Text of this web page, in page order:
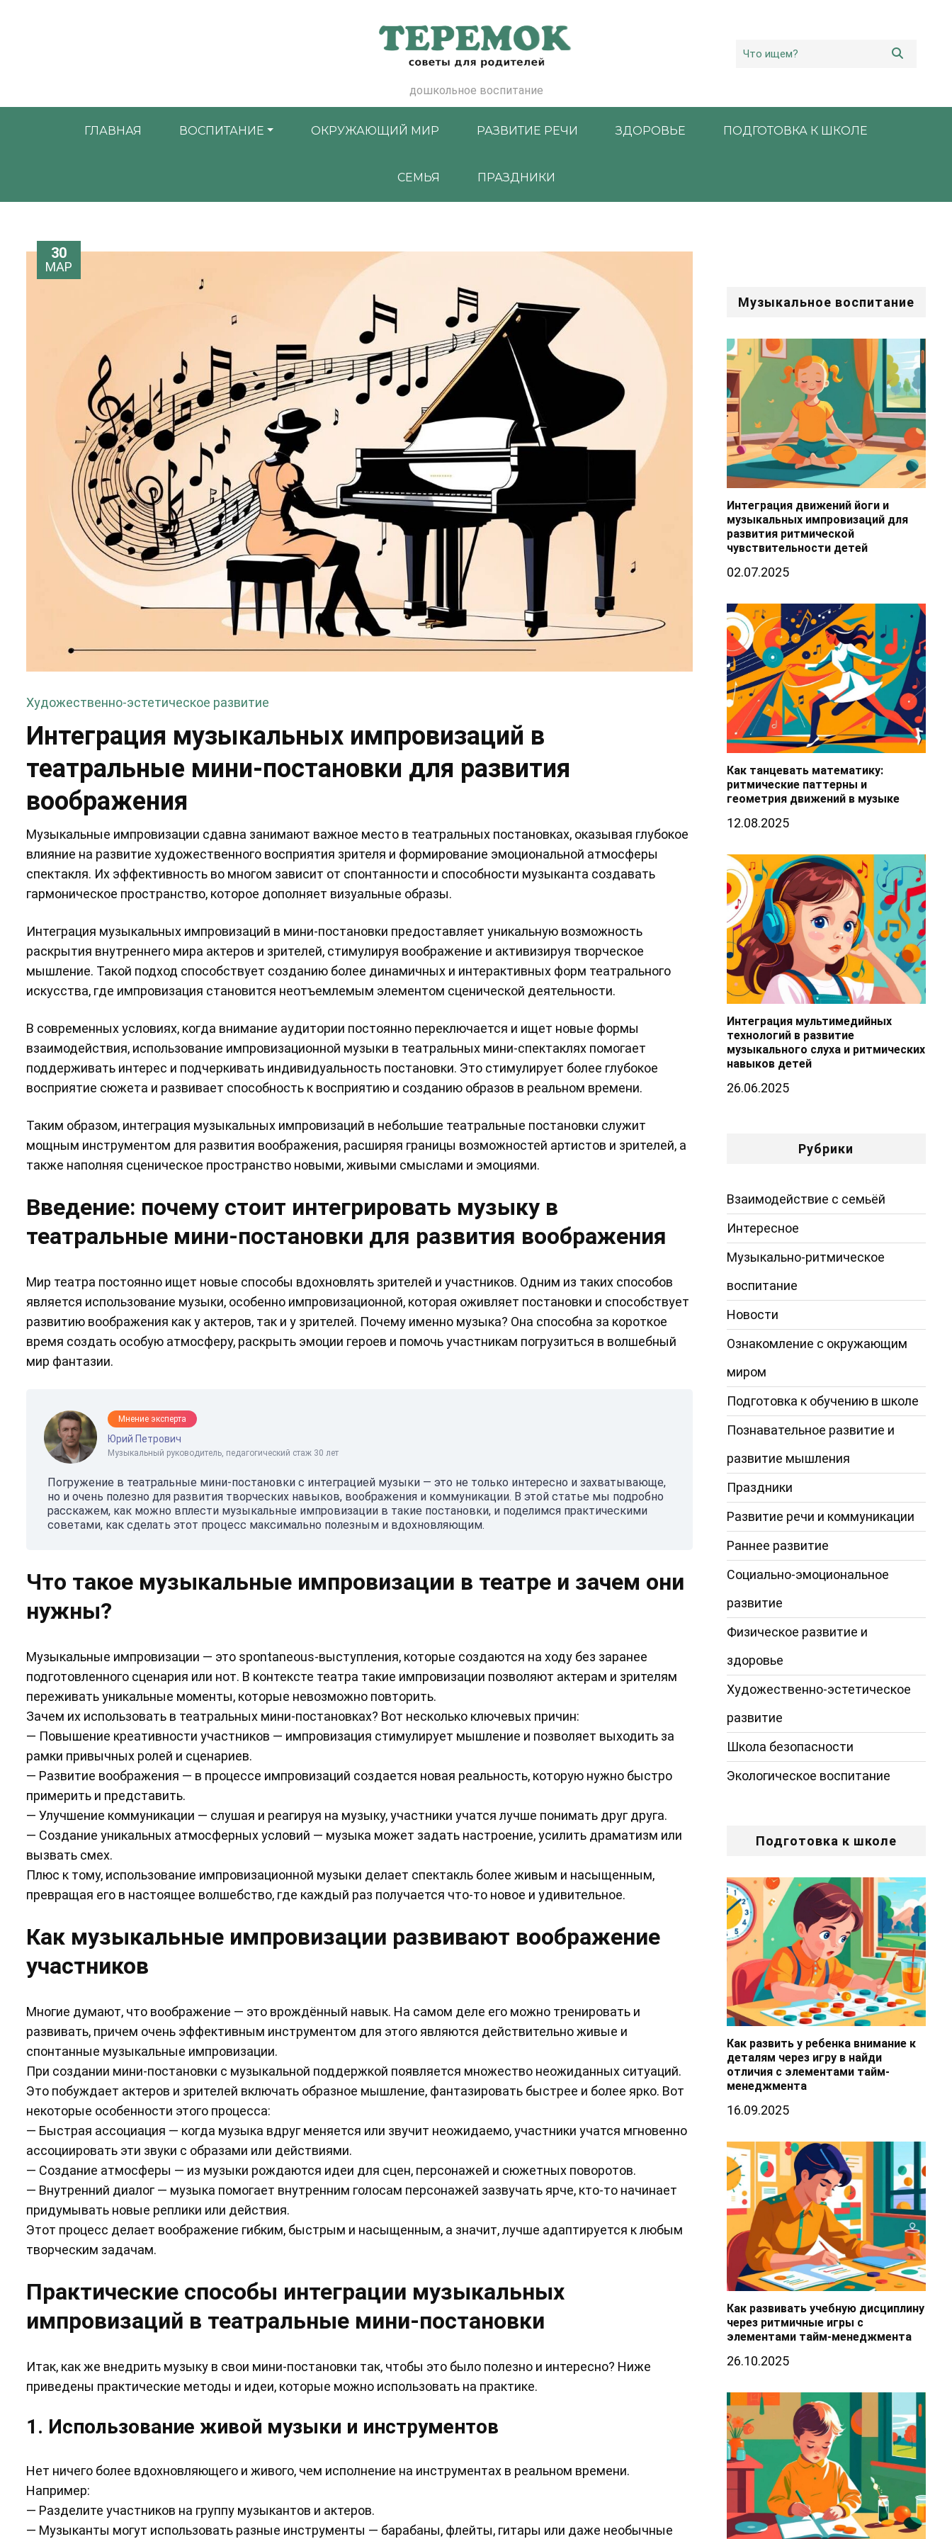
дошкольное воспитание
ГЛАВНАЯ ВОСПИТАНИЕ ОКРУЖАЮЩИЙ МИР РАЗВИТИЕ РЕЧИ ЗДОРОВЬЕ ПОДГОТОВКА К ШКОЛЕ
СЕМЬЯ ПРАЗДНИКИ
30
МАР
Художественно-эстетическое развитие
Интеграция музыкальных импровизаций в
театральные мини-постановки для развития
воображения
Музыкальные импровизации сдавна занимают важное место в театральных постановках, оказывая глубокое
влияние на развитие художественного восприятия зрителя и формирование эмоциональной атмосферы
спектакля. Их эффективность во многом зависит от спонтанности и способности музыканта создавать
гармоническое пространство, которое дополняет визуальные образы.
Интеграция музыкальных импровизаций в мини-постановки предоставляет уникальную возможность
раскрытия внутреннего мира актеров и зрителей, стимулируя воображение и активизируя творческое
мышление. Такой подход способствует созданию более динамичных и интерактивных форм театрального
искусства, где импровизация становится неотъемлемым элементом сценической деятельности.
В современных условиях, когда внимание аудитории постоянно переключается и ищет новые формы
взаимодействия, использование импровизационной музыки в театральных мини-спектаклях помогает
поддерживать интерес и подчеркивать индивидуальность постановки. Это стимулирует более глубокое
восприятие сюжета и развивает способность к восприятию и созданию образов в реальном времени.
Таким образом, интеграция музыкальных импровизаций в небольшие театральные постановки служит
мощным инструментом для развития воображения, расширяя границы возможностей артистов и зрителей, а
также наполняя сценическое пространство новыми, живыми смыслами и эмоциями.
Введение: почему стоит интегрировать музыку в
театральные мини-постановки для развития воображения
Мир театра постоянно ищет новые способы вдохновлять зрителей и участников. Одним из таких способов
является использование музыки, особенно импровизационной, которая оживляет постановки и способствует
развитию воображения как у актеров, так и у зрителей. Почему именно музыка? Она способна за короткое
время создать особую атмосферу, раскрыть эмоции героев и помочь участникам погрузиться в волшебный
мир фантазии.
Мнение эксперта
Юрий Петрович
Музыкальный руководитель, педагогический стаж 30 лет
Погружение в театральные мини-постановки с интеграцией музыки — это не только интересно и захватывающе,
но и очень полезно для развития творческих навыков, воображения и коммуникации. В этой статье мы подробно
расскажем, как можно вплести музыкальные импровизации в такие постановки, и поделимся практическими
советами, как сделать этот процесс максимально полезным и вдохновляющим.
Что такое музыкальные импровизации в театре и зачем они
нужны?
Музыкальные импровизации — это spontaneous-выступления, которые создаются на ходу без заранее
подготовленного сценария или нот. В контексте театра такие импровизации позволяют актерам и зрителям
переживать уникальные моменты, которые невозможно повторить.
Зачем их использовать в театральных мини-постановках? Вот несколько ключевых причин:
— Повышение креативности участников — импровизация стимулирует мышление и позволяет выходить за
рамки привычных ролей и сценариев.
— Развитие воображения — в процессе импровизаций создается новая реальность, которую нужно быстро
примерить и представить.
— Улучшение коммуникации — слушая и реагируя на музыку, участники учатся лучше понимать друг друга.
— Создание уникальных атмосферных условий — музыка может задать настроение, усилить драматизм или
вызвать смех.
Плюс к тому, использование импровизационной музыки делает спектакль более живым и насыщенным,
превращая его в настоящее волшебство, где каждый раз получается что-то новое и удивительное.
Как музыкальные импровизации развивают воображение
участников
Многие думают, что воображение — это врождённый навык. На самом деле его можно тренировать и
развивать, причем очень эффективным инструментом для этого являются действительно живые и
спонтанные музыкальные импровизации.
При создании мини-постановки с музыкальной поддержкой появляется множество неожиданных ситуаций.
Это побуждает актеров и зрителей включать образное мышление, фантазировать быстрее и более ярко. Вот
некоторые особенности этого процесса:
— Быстрая ассоциация — когда музыка вдруг меняется или звучит неожидаемо, участники учатся мгновенно
ассоциировать эти звуки с образами или действиями.
— Создание атмосферы — из музыки рождаются идеи для сцен, персонажей и сюжетных поворотов.
— Внутренний диалог — музыка помогает внутренним голосам персонажей зазвучать ярче, кто-то начинает
придумывать новые реплики или действия.
Этот процесс делает воображение гибким, быстрым и насыщенным, а значит, лучше адаптируется к любым
творческим задачам.
Практические способы интеграции музыкальных
импровизаций в театральные мини-постановки
Итак, как же внедрить музыку в свои мини-постановки так, чтобы это было полезно и интересно? Ниже
приведены практические методы и идеи, которые можно использовать на практике.
1. Использование живой музыки и инструментов
Нет ничего более вдохновляющего и живого, чем исполнение на инструментах в реальном времени.
Например:
— Разделите участников на группу музыкантов и актеров.
— Музыканты могут использовать разные инструменты — барабаны, флейты, гитары или даже необычные
Музыкальное воспитание
Интеграция движений йоги и
музыкальных импровизаций для
развития ритмической
чувствительности детей
02.07.2025
Как танцевать математику:
ритмические паттерны и
геометрия движений в музыке
12.08.2025
Интеграция мультимедийных
технологий в развитие
музыкального слуха и ритмических
навыков детей
26.06.2025
Рубрики
Взаимодействие с семьёй
Интересное
Музыкально-ритмическое
воспитание
Новости
Ознакомление с окружающим
миром
Подготовка к обучению в школе
Познавательное развитие и
развитие мышления
Праздники
Развитие речи и коммуникации
Раннее развитие
Социально-эмоциональное
развитие
Физическое развитие и
здоровье
Художественно-эстетическое
развитие
Школа безопасности
Экологическое воспитание
Подготовка к школе
Как развить у ребенка внимание к
деталям через игру в найди
отличия с элементами тайм-
менеджмента
16.09.2025
Как развивать учебную дисциплину
через ритмичные игры с
элементами тайм-менеджмента
26.10.2025